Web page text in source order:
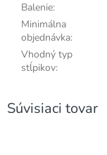
Balenie:
Minimálna
objednávka:
Vhodný typ
stĺpikov:
Súvisiaci tovar